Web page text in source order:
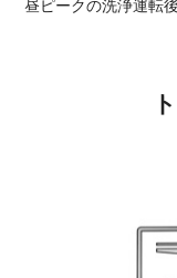
昼ピークの洗浄運転